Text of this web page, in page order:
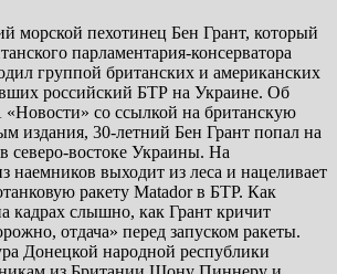
морской пехотинец Бен Грант, который
парламентария-консерватора
группой британских и американских
российский БТР на Украине. Об
со ссылкой на британскую
издания, 30-летний Бен Грант попал на
северо-востоке Украины. На
наемников выходит из леса и нацеливает
ракету Matador в БТР. Как
кадрах слышно, как Грант кричит
отдача» перед запуском ракеты.
Донецкой народной республики